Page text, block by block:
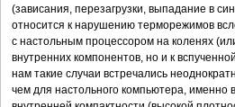
(зависания, перезагрузки, выпадание в
относится к нарушению терморежимов
с настольным процессором на коленях
внутренних компонентов, но и к
нам такие случаи встречались
чем для настольного компьютера, именно